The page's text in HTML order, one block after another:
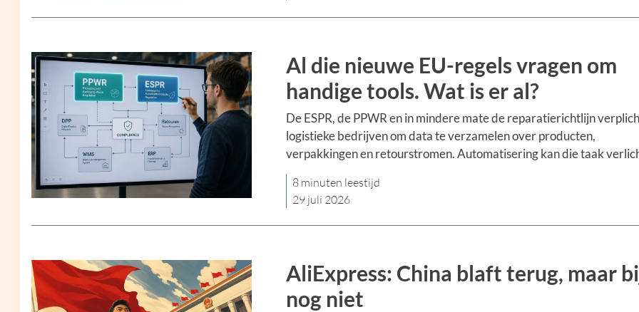
Al die nieuwe EU-regels vragen om
handige tools. Wat is er al?
De ESPR, de PPWR en in mindere mate de reparatierichtlijn
logistieke bedrijven om data te verzamelen over producten,
verpakkingen en retourstromen. Automatisering kan die taak
8 minuten leestijd
29 juli 2026
AliExpress: China blaft terug, maar
nog niet